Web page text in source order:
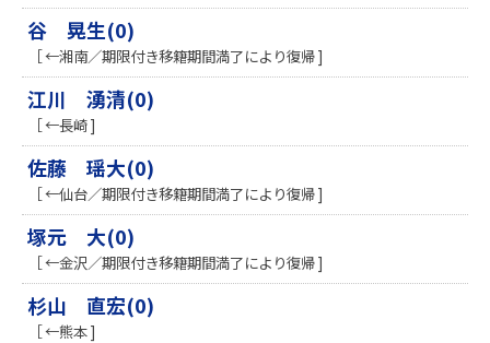
谷 晃生(0)
［ ←湘南／期限付き移籍期間満了により復帰 ]
江川 湧清(0)
［ ←長崎 ]
佐藤 瑶大(0)
［ ←仙台／期限付き移籍期間満了により復帰 ]
塚元 大(0)
［ ←金沢／期限付き移籍期間満了により復帰 ]
杉山 直宏(0)
［ ←熊本 ]